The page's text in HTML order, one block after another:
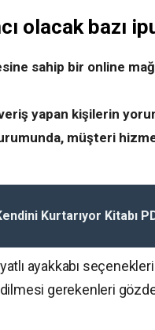
olacak bazı
sahip bir online
yapan kişilerin
müşteri
Kurtarıyor Kitabı
ayakkabı
gerekenleri